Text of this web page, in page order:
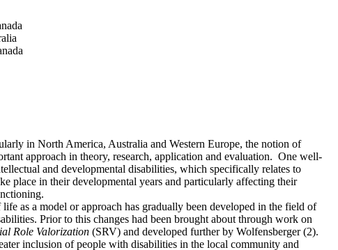
in North America, Australia and Western Europe, the notion of
approach in theory, research, application and evaluation. One well-
and developmental disabilities, which specifically relates to
place in their developmental years and particularly affecting their
as a model or approach has gradually been developed in the field of
Prior to this changes had been brought about through work on
Role Valorization (SRV) and developed further by Wolfensberger (2).
inclusion of people with disabilities in the local community and